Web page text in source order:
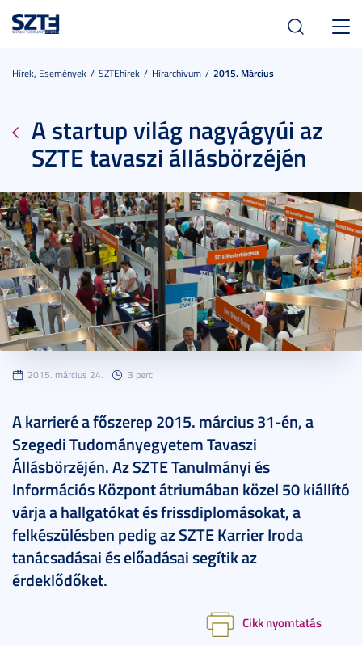
Hírek, Események SZTEhírek Hírarchívum 2015. Március
A startup világ nagyágyúi az
SZTE tavaszi állásbörzéjén
2015. március 24. 3 perc
A karrieré a főszerep 2015. március 31-én, a
Szegedi Tudományegyetem Tavaszi
Állásbörzéjén. Az SZTE Tanulmányi és
Információs Központ átriumában közel 50 kiállító
várja a hallgatókat és frissdiplomásokat, a
felkészülésben pedig az SZTE Karrier Iroda
tanácsadásai és előadásai segítik az
érdeklődőket.
Cikk nyomtatás